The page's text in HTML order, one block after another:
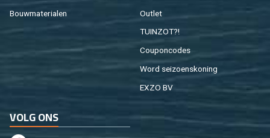
Bouw­ma­te­ri­a­len
Out­let
TUIN­ZOT?!
Cou­pon­co­des
Word sei­zoens­ko­ning
EXZO BV
VOLG ONS